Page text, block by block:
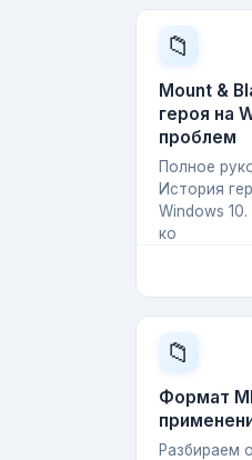
📁
Mount &
героя на
проблем
Полное
История
Windows
ко
📁
Формат
Разбираем